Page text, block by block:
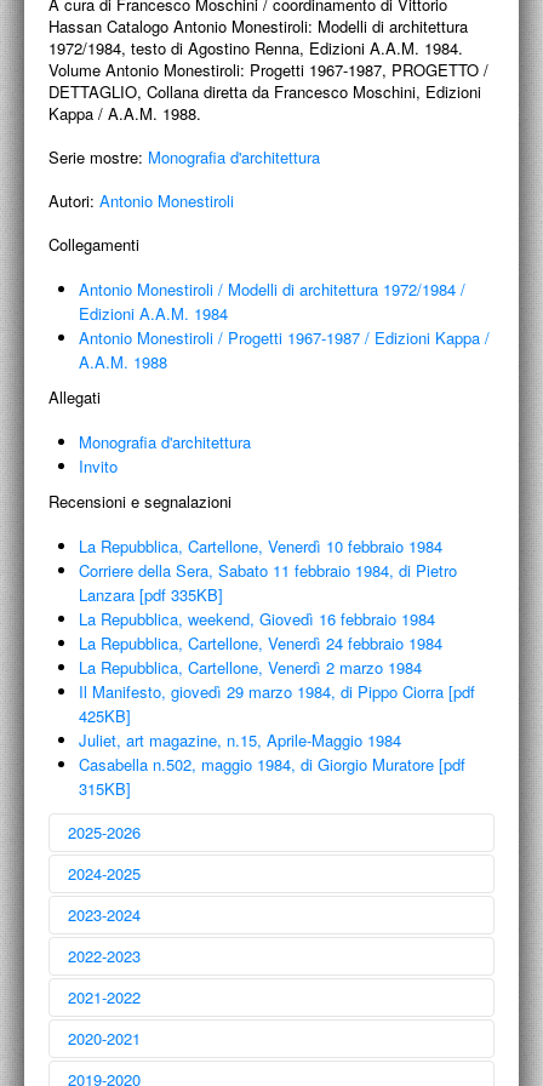
PROGETTI CULTURALI
PROGETTO T.E.S.I.
Hassan Catalogo Antonio Monestiroli: Modelli di architettura
1972/1984, testo di Agostino Renna, Edizioni A.A.M. 1984.
Volume Antonio Monestiroli: Progetti 1967-1987, PROGETTO /
DETTAGLIO, Collana diretta da Francesco Moschini, Edizioni
Kappa / A.A.M. 1988.
Serie mostre: Monografia d'architettura
Autori: Antonio Monestiroli
Collegamenti
Antonio Monestiroli / Modelli di architettura 1972/1984 /
Edizioni A.A.M. 1984
Antonio Monestiroli / Progetti 1967-1987 / Edizioni Kappa /
A.A.M. 1988
Allegati
Monografia d'architettura
Invito
Recensioni e segnalazioni
La Repubblica, Cartellone, Venerdì 10 febbraio 1984
Corriere della Sera, Sabato 11 febbraio 1984, di Pietro
Lanzara [pdf 335KB]
La Repubblica, weekend, Giovedì 16 febbraio 1984
La Repubblica, Cartellone, Venerdì 24 febbraio 1984
La Repubblica, Cartellone, Venerdì 2 marzo 1984
Il Manifesto, giovedì 29 marzo 1984, di Pippo Ciorra [pdf
425KB]
Juliet, art magazine, n.15, Aprile-Maggio 1984
Casabella n.502, maggio 1984, di Giorgio Muratore [pdf
315KB]
2025-2026
Start / Restart: serialità consecutive e variazioni parallele
Antonio Capaccio, Nicola Carrino, Alfredo De Santis, Fabrizio Fioravanti,
Mario Ridolfi, Antonio Sanfilippo
2024-2025
À rebours: la serie specchiata come serie a ritroso
Roberto Bossaglia, Maria Lai, Sabina Mirri, Franz Prati, Ettore Sordini,
Cesare Tacchi
2023-2024
Serie di ripartenze: la serie come cammino determinato e
incessante
2022-2023
2021-2022
2020-2021
2019-2020